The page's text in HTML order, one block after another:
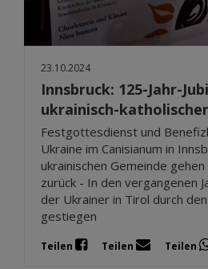
23.10.2024
Innsbruck: 125-Jahr-
ukrainisch-
Festgottesdienst und
Ukraine im Canisianum in
ukrainischen Gemeinde
zurück - In den vergangenen
der Ukrainer in Tirol durch
gestiegen
Teilen Teilen Teilen